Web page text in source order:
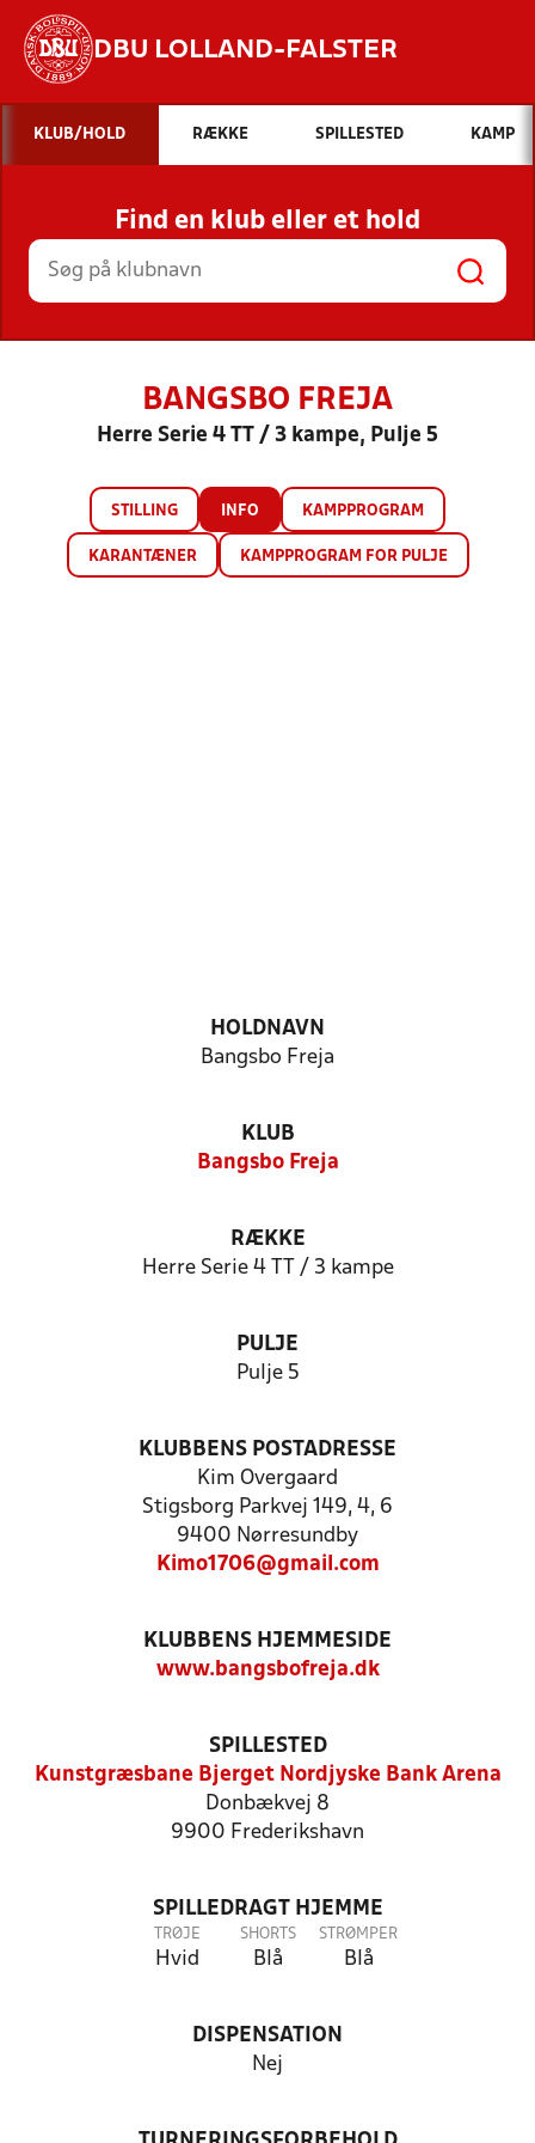
DBU LOLLAND-FALSTER
Hvad vil du søge efter?
INDHOLD OG NYHEDER
STILLINGER, RESULTATER, KLUBBER OG
HOLD
KLUB/HOLD RÆKKE SPILLESTED KAMP
Find en klub eller et hold
BANGSBO FREJA
Herre Serie 4 TT / 3 kampe, Pulje 5
STILLING INFO KAMPPROGRAM
KARANTÆNER KAMPPROGRAM FOR PULJE
HOLDNAVN
Bangsbo Freja
KLUB
Bangsbo Freja
RÆKKE
Herre Serie 4 TT / 3 kampe
PULJE
Pulje 5
KLUBBENS POSTADRESSE
Kim Overgaard
Stigsborg Parkvej 149, 4, 6
9400 Nørresundby
Kimo1706@gmail.com
KLUBBENS HJEMMESIDE
www.bangsbofreja.dk
SPILLESTED
Kunstgræsbane Bjerget Nordjyske Bank Arena
Donbækvej 8
9900 Frederikshavn
SPILLEDRAGT HJEMME
TRØJE
Hvid
SHORTS
Blå
STRØMPER
Blå
DISPENSATION
Nej